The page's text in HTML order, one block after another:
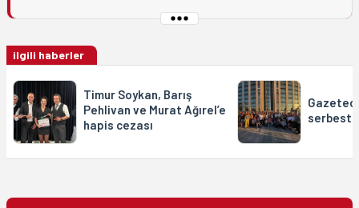
ilgili haberler
Timur Soykan, Barış
Pehlivan ve Murat Ağırel’e
hapis cezası
serbest